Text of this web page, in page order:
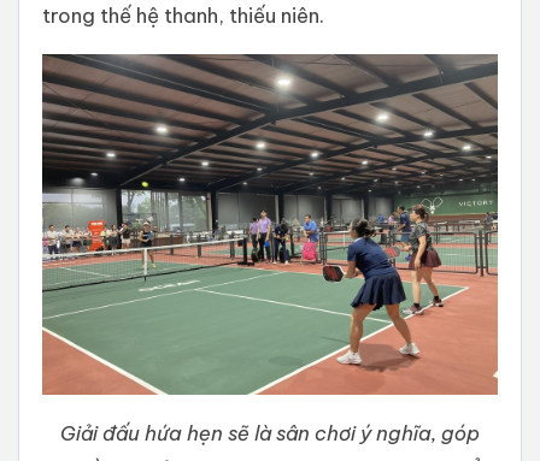
trong thế hệ thanh, thiếu niên.
Giải đấu hứa hẹn sẽ là sân chơi ý nghĩa, góp